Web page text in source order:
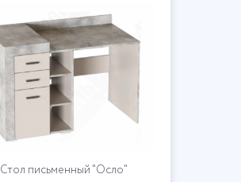
Стол письменный "Осло"